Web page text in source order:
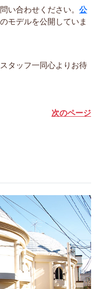
い合わせください。 公
モデルを公開していま
タッフ一同心よりお待
次のページ